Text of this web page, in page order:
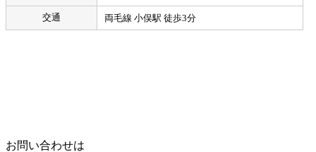
交通 両毛線 小俣駅 徒歩3分
お問い合わせは